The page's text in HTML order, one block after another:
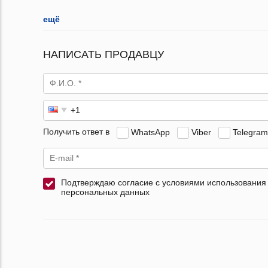
ещё
НАПИСАТЬ ПРОДАВЦУ
Получить ответ в WhatsApp Viber Telegram
Подтверждаю согласие с условиями использования
персональных данных